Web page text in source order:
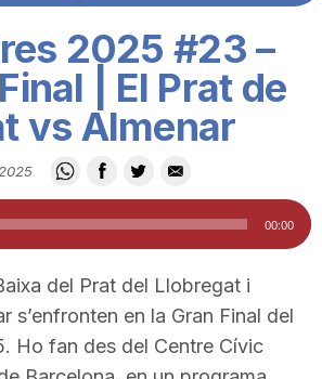
2025 #23 –
| El Prat de
vs Almenar
00:00
del Prat del Llobregat i
s’enfronten en la Gran Final del
Ho fan des del Centre Cívic